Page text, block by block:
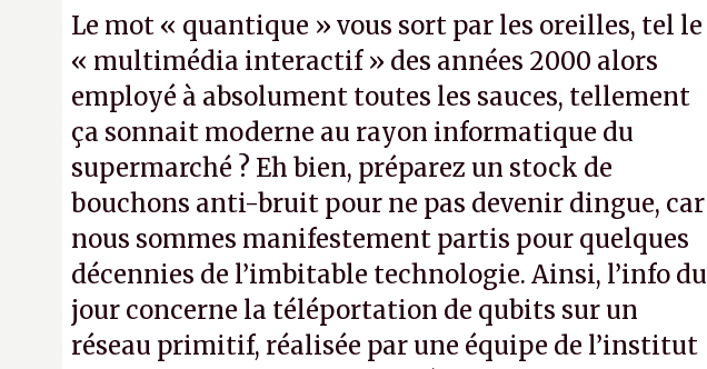
Le mot « quantique » vous sort par les oreilles, tel le
« multimédia interactif » des années 2000 alors
employé à absolument toutes les sauces, tellement
ça sonnait moderne au rayon informatique du
supermarché ? Eh bien, préparez un stock de
bouchons anti-bruit pour ne pas devenir dingue, car
nous sommes manifestement partis pour quelques
décennies de l’imbitable technologie. Ainsi, l’info du
jour concerne la téléportation de qubits sur un
réseau primitif, réalisée par une équipe de l’institut